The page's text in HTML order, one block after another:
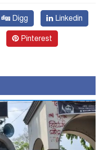
Digg Linkedin
Pinterest